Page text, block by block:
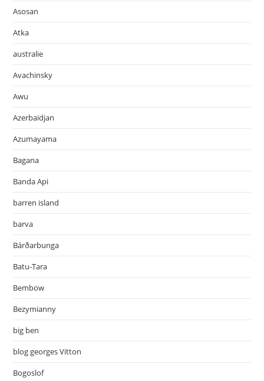
Asosan
Atka
australie
Avachinsky
Awu
Azerbaidjan
Azumayama
Bagana
Banda Api
barren island
barva
Bárðarbunga
Batu-Tara
Bembow
Bezymianny
big ben
blog georges Vitton
Bogoslof